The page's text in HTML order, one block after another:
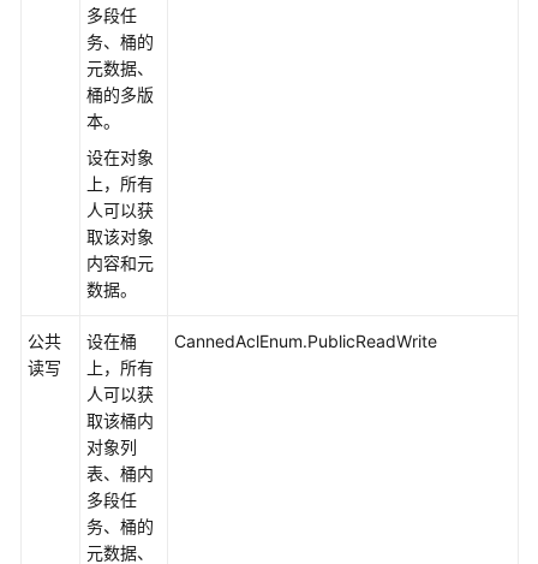
快
速
入
门
初
始
化
桶
关
接
口
桶
基
础
操
作
多段任
务、桶的
元数据、
桶的多版
本。
设在对象
上，所有
人可以获
取该对象
内容和元
数据。
公共
读写
设在桶
上，所有
人可以获
取该桶内
对象列
表、桶内
多段任
务、桶的
元数据、
CannedAclEnum.PublicReadWrite